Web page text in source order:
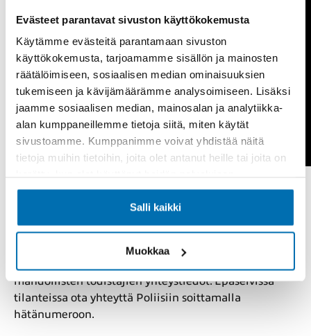
Evästeet parantavat sivuston käyttökokemusta
Käytämme evästeitä parantamaan sivuston
käyttökokemusta, tarjoamamme sisällön ja mainosten
räätälöimiseen, sosiaalisen median ominaisuuksien
tukemiseen ja kävijämäärämme analysoimiseen. Lisäksi
jaamme sosiaalisen median, mainosalan ja analytiikka-
alan kumppaneillemme tietoja siitä, miten käytät
sivustoamme. Kumppanimme voivat yhdistää näitä
tietoja muihin tietoihin, joita olet antanut heille tai joita on
Salli kaikki
Muokkaa
Kirjaa ylös vastapuolen yhteystiedot, auton
rekisterinumero, vahinkopäivä sekä vakuutusyhtiö.
mahdollisten todistajien yhteystiedot. Epäselvissä
tilanteissa ota yhteyttä Poliisiin soittamalla
hätänumeroon.